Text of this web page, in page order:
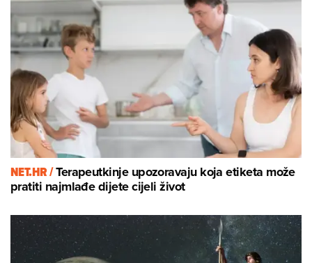
NET.HR /Terapeutkinje upozoravaju koja etiketa može
pratiti najmlađe dijete cijeli život